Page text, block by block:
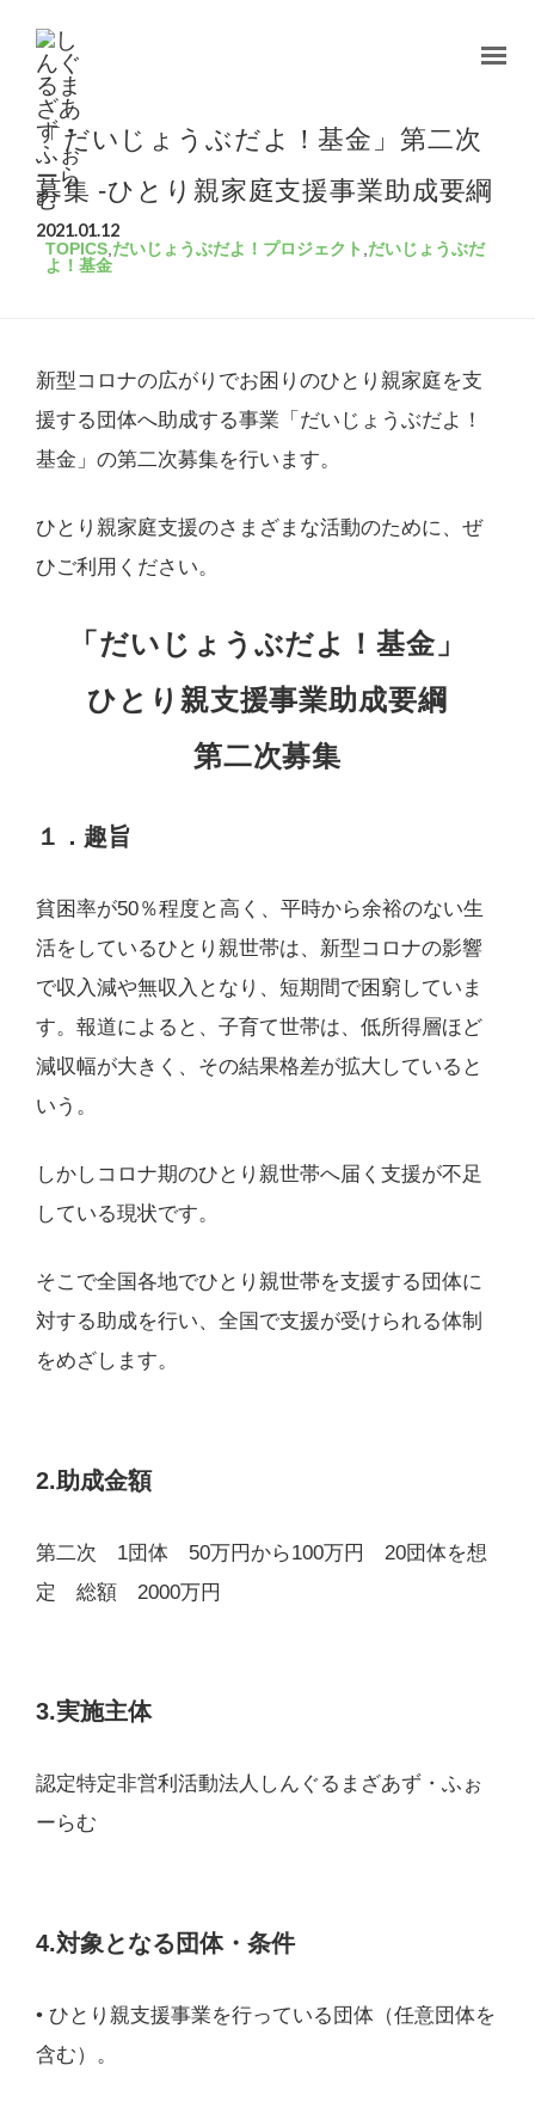
「だいじょうぶだよ！基金」第二次
募集 -ひとり親家庭支援事業助成要綱
2021.01.12
TOPICS だいじょうぶだよ！プロジェクト だいじょうぶだ
よ！基金
新型コロナの広がりでお困りのひとり親家庭を支
援する団体へ助成する事業「だいじょうぶだよ！
基金」の第二次募集を行います。
ひとり親家庭支援のさまざまな活動のために、ぜ
ひご利用ください。
「だいじょうぶだよ！基金」
ひとり親支援事業助成要綱
第二次募集
１．趣旨
貧困率が50％程度と高く、平時から余裕のない生
活をしているひとり親世帯は、新型コロナの影響
で収入減や無収入となり、短期間で困窮していま
す。報道によると、子育て世帯は、低所得層ほど
減収幅が大きく、その結果格差が拡大していると
いう。
しかしコロナ期のひとり親世帯へ届く支援が不足
している現状です。
そこで全国各地でひとり親世帯を支援する団体に
対する助成を行い、全国で支援が受けられる体制
をめざします。
2.助成金額
第二次 1団体 50万円から100万円 20団体を想
定 総額 2000万円
3.実施主体
認定特定非営利活動法人しんぐるまざあず・ふぉ
ーらむ
4.対象となる団体・条件
• ひとり親支援事業を行っている団体（任意団体を
含む）。